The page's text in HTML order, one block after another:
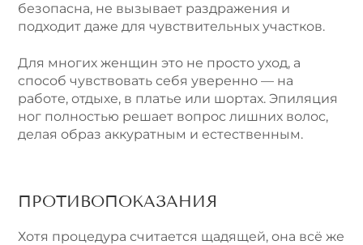
безопасна, не вызывает раздражения и
подходит даже для чувствительных участков.
Для многих женщин это не просто уход, а
способ чувствовать себя уверенно — на
работе, отдыхе, в платье или шортах. Эпиляция
ног полностью решает вопрос лишних волос,
делая образ аккуратным и естественным.
ПРОТИВОПОКАЗАНИЯ
Хотя процедура считается щадящей, она всё же